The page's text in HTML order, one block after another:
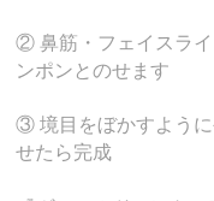
② 鼻筋・フェイスラ
ンポンとのせます
③ 境目をぼかすように
せたら完成